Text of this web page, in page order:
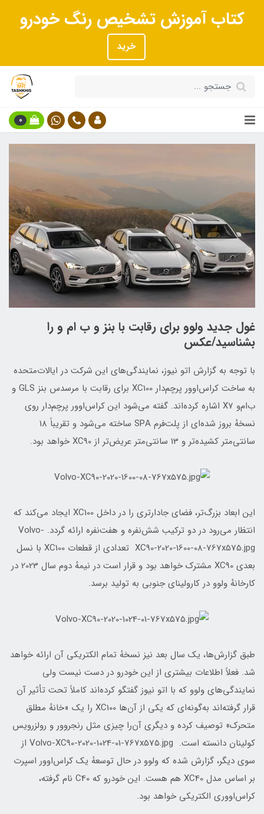
کتاب آموزش تشخیص رنگ خودرو
خرید
0
غول جدید ولوو برای رقابت با بنز و ب ام و را
بشناسید/عکس
با توجه به گزارش اتو نیوز، نمایندگی‌های این شرکت در ایالات‌متحده
به ساخت کراس‌اوور پرچم‌دار XC100 برای رقابت با مرسدس بنز GLS و
ب‌ام‌و X7 اشاره کرده‌اند. گفته می‌شود این کراس‌اوور پرچم‌دار روی
نسخهٔ بروز شده‌ای از پلت‌فرم SPA ساخته می‌شود و تقریباً 18
سانتی‌متر کشیده‌تر و 13 سانتی‌متر عریض‌تر از XC90 خواهد بود.
این ابعاد بزرگ‌تر، فضای جادارتری را در داخل XC100 ایجاد می‌کند که
انتظار می‌رود در دو ترکیب شش‌نفره و هفت‌نفره ارائه گردد. Volvo-
XC90-2020-1600-08-767x575.jpg تعدادی از قطعات XC100 با نسل
بعدی XC90 مشترک خواهد بود و قرار است در نیمهٔ دوم سال 2023 در
کارخانهٔ ولوو در کارولینای جنوبی به تولید برسد.
طبق گزارش‌ها، یک سال بعد نیز نسخهٔ تمام الکتریکی آن ارائه خواهد
شد. فعلاً اطلاعات بیشتری از این خودرو در دست نیست ولی
نمایندگی‌های ولوو که با اتو نیوز گفتگو کرده‌اند کاملاً تحت تأثیر آن
قرار گرفته‌اند به‌گونه‌ای که یکی از آن‌ها XC100 را یک «خانهٔ مطلق
متحرک» توصیف کرده و دیگری آن‌را چیزی مثل رنجروور و رولزرویس
کولینان دانسته است. Volvo-XC90-2020-1024-01-767x575.jpg از
سوی دیگر، گزارش شده که ولوو در حال توسعهٔ یک کراس‌اوور اسپرت
بر اساس مدل XC40 هم هست. این خودرو که C40 نام گرفته،
کراس‌اووری الکتریکی خواهد بود.